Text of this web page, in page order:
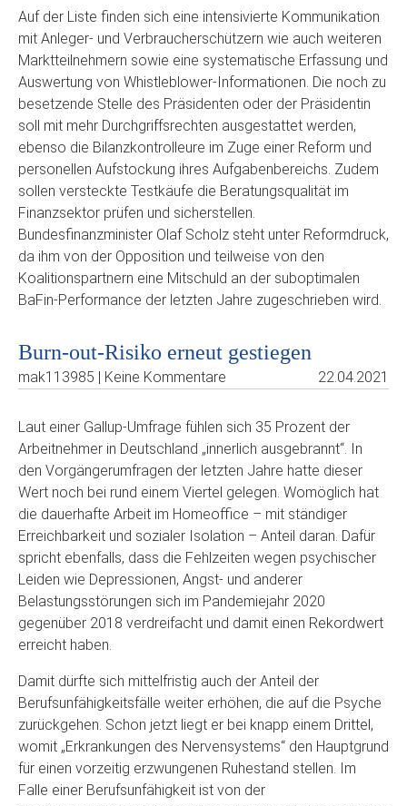
Auf der Liste finden sich eine intensivierte Kommunikation
mit Anleger- und Verbraucherschützern wie auch weiteren
Marktteilnehmern sowie eine systematische Erfassung und
Auswertung von Whistleblower-Informationen. Die noch zu
besetzende Stelle des Präsidenten oder der Präsidentin
soll mit mehr Durchgriffsrechten ausgestattet werden,
ebenso die Bilanzkontrolleure im Zuge einer Reform und
personellen Aufstockung ihres Aufgabenbereichs. Zudem
sollen versteckte Testkäufe die Beratungsqualität im
Finanzsektor prüfen und sicherstellen.
Bundesfinanzminister Olaf Scholz steht unter Reformdruck,
da ihm von der Opposition und teilweise von den
Koalitionspartnern eine Mitschuld an der suboptimalen
BaFin-Performance der letzten Jahre zugeschrieben wird.
Burn-out-Risiko erneut gestiegen
mak113985 | Keine Kommentare 22.04.2021
Laut einer Gallup-Umfrage fühlen sich 35 Prozent der
Arbeitnehmer in Deutschland „innerlich ausgebrannt“. In
den Vorgängerumfragen der letzten Jahre hatte dieser
Wert noch bei rund einem Viertel gelegen. Womöglich hat
die dauerhafte Arbeit im Homeoffice – mit ständiger
Erreichbarkeit und sozialer Isolation – Anteil daran. Dafür
spricht ebenfalls, dass die Fehlzeiten wegen psychischer
Leiden wie Depressionen, Angst- und anderer
Belastungsstörungen sich im Pandemiejahr 2020
gegenüber 2018 verdreifacht und damit einen Rekordwert
erreicht haben.
Damit dürfte sich mittelfristig auch der Anteil der
Berufsunfähigkeitsfälle weiter erhöhen, die auf die Psyche
zurückgehen. Schon jetzt liegt er bei knapp einem Drittel,
womit „Erkrankungen des Nervensystems“ den Hauptgrund
für einen vorzeitig erzwungenen Ruhestand stellen. Im
Falle einer Berufsunfähigkeit ist von der